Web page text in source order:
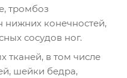
тромбоз
нижних конечностей,
сосудов ног.
тканей, в том числе
шейки бедра,